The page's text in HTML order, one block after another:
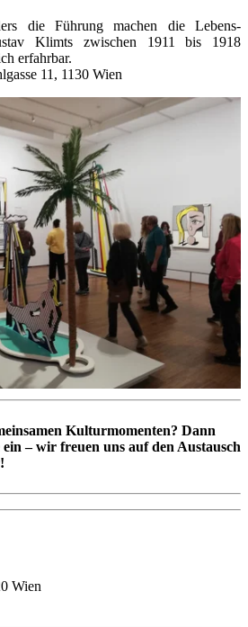
die Führung machen die Lebens-
Klimts zwischen 1911 bis 1918
erfahrbar.
11, 1130 Wien
Kulturmomenten? Dann
– wir freuen uns auf den Austausch
Wien